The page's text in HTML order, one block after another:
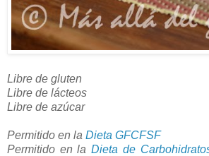
Libre de gluten
Libre de lácteos
Libre de azúcar
Permitido en la Dieta GFCFSF
Permitido en laDieta de